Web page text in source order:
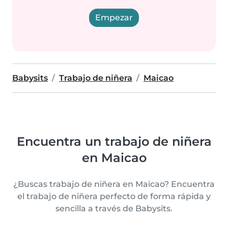
Empezar
Babysits Trabajo de niñera Maicao
Encuentra un trabajo de niñera
en Maicao
¿Buscas trabajo de niñera en Maicao? Encuentra
el trabajo de niñera perfecto de forma rápida y
sencilla a través de Babysits.